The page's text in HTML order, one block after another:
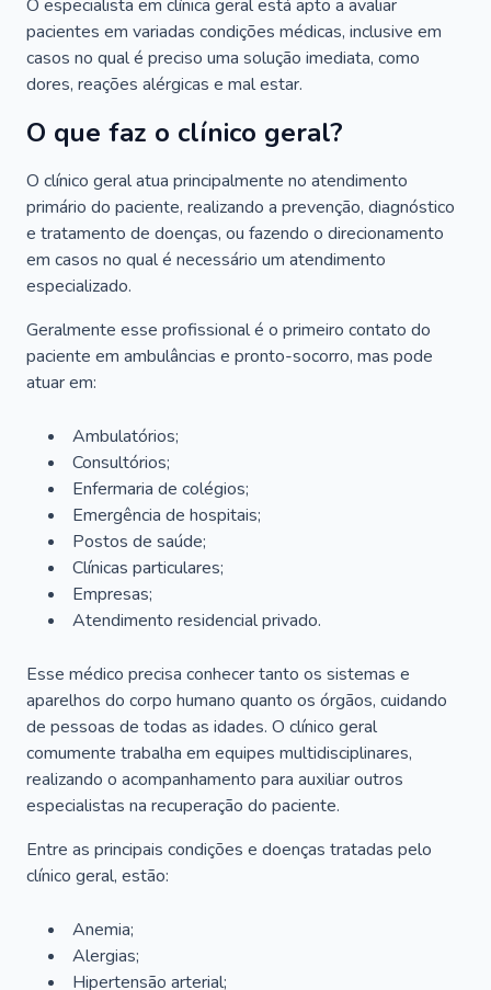
O especialista em clínica geral está apto a avaliar
pacientes em variadas condições médicas, inclusive em
casos no qual é preciso uma solução imediata, como
dores, reações alérgicas e mal estar.
O que faz o clínico geral?
O clínico geral atua principalmente no atendimento
primário do paciente, realizando a prevenção, diagnóstico
e tratamento de doenças, ou fazendo o direcionamento
em casos no qual é necessário um atendimento
especializado.
Geralmente esse profissional é o primeiro contato do
paciente em ambulâncias e pronto-socorro, mas pode
atuar em:
Ambulatórios;
Consultórios;
Enfermaria de colégios;
Emergência de hospitais;
Postos de saúde;
Clínicas particulares;
Empresas;
Atendimento residencial privado.
Esse médico precisa conhecer tanto os sistemas e
aparelhos do corpo humano quanto os órgãos, cuidando
de pessoas de todas as idades. O clínico geral
comumente trabalha em equipes multidisciplinares,
realizando o acompanhamento para auxiliar outros
especialistas na recuperação do paciente.
Entre as principais condições e doenças tratadas pelo
clínico geral, estão:
Anemia;
Alergias;
Hipertensão arterial;